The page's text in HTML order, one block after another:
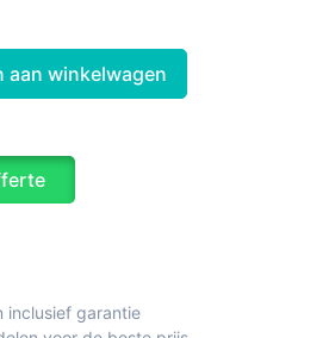
aan winkelwagen
inclusief garantie